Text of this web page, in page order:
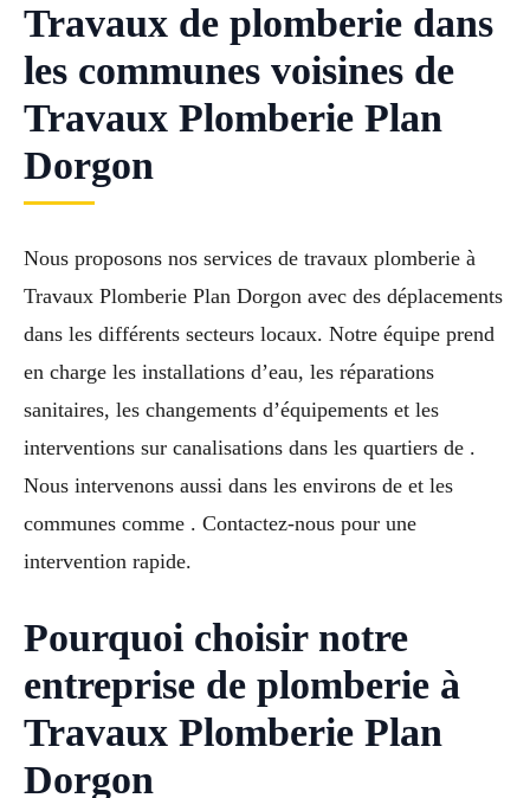
Travaux de plomberie dans
les communes voisines de
Travaux Plomberie Plan
Dorgon
Nous proposons nos services de travaux plomberie à
Travaux Plomberie Plan Dorgon avec des déplacements
dans les différents secteurs locaux. Notre équipe prend
en charge les installations d’eau, les réparations
sanitaires, les changements d’équipements et les
interventions sur canalisations dans les quartiers de .
Nous intervenons aussi dans les environs de et les
communes comme . Contactez-nous pour une
intervention rapide.
Pourquoi choisir notre
entreprise de plomberie à
Travaux Plomberie Plan
Dorgon